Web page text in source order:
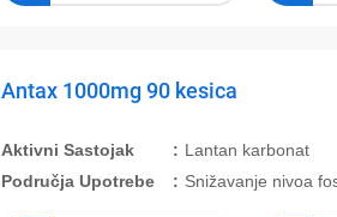
Antax 1000mg 90 kesica
Aktivni Sastojak
Lantan karbonat
Područja Upotrebe
Snižavanje nivoa